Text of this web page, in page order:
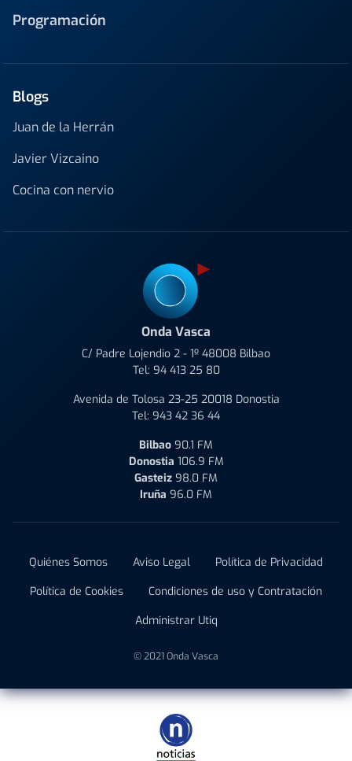
Programación
Blogs
Juan de la Herrán
Javier Vizcaino
Cocina con nervio
Onda Vasca
C/ Padre Lojendio 2 - 1º 48008 Bilbao
Tel: 94 413 25 80
Avenida de Tolosa 23-25 20018 Donostia
Tel: 943 42 36 44
Bilbao 90.1 FM
Donostia 106.9 FM
Gasteiz 98.0 FM
Iruña 96.0 FM
Quiénes Somos Aviso Legal
Política de Privacidad
Política de Cookies
Condiciones de uso y Contratación
Administrar Utiq
© 2021 Onda Vasca